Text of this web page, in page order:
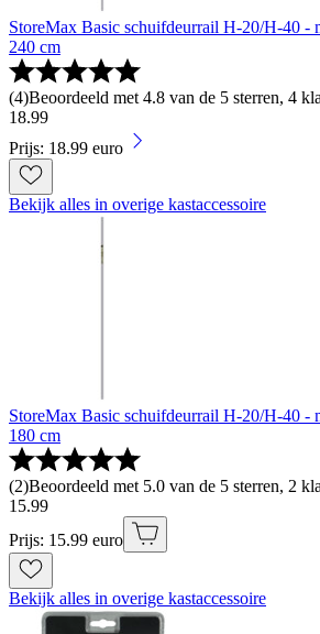
StoreMax Basic schuifdeurrail H-20/H-40 -
240 cm
(4)Beoordeeld met 4.8 van de 5 sterren, 4
18.99
Prijs: 18.99 euro
Bekijk alles in overige kastaccessoire
StoreMax Basic schuifdeurrail H-20/H-40 -
180 cm
(2)Beoordeeld met 5.0 van de 5 sterren, 2
15.99
Prijs: 15.99 euro
Bekijk alles in overige kastaccessoire